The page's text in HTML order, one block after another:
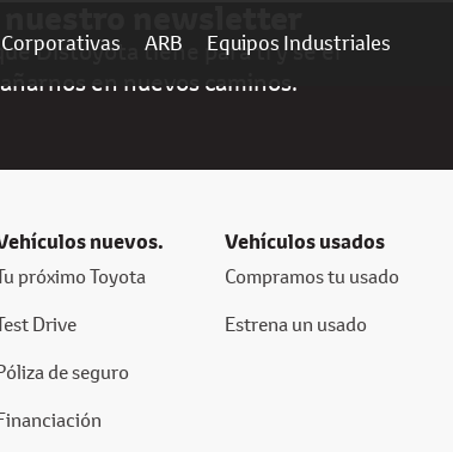
ARB Equipos Industriales
newsletter
Distoyota tiene para ti y sé el
en nuevos caminos.
nuevos.
próximo Toyota
Drive
de seguro
Vehículos usados
Compramos tu usado
Estrena un usado